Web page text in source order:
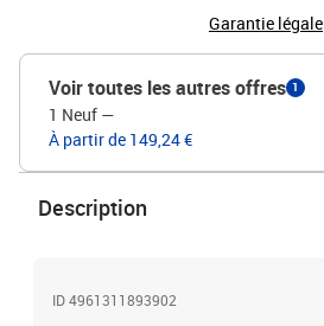
Garantie légale
Voir toutes les autres offres 1
1 Neuf —
À partir de 149,24 €
Description
ID 4961311893902